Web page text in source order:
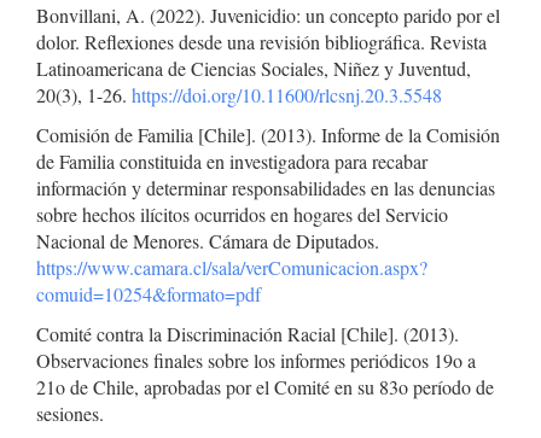
Bonvillani, A. (2022). Juvenicidio: un concepto parido por el
dolor. Reflexiones desde una revisión bibliográfica. Revista
Latinoamericana de Ciencias Sociales, Niñez y Juventud,
20(3), 1-26. https://doi.org/10.11600/rlcsnj.20.3.5548
Comisión de Familia [Chile]. (2013). Informe de la Comisión
de Familia constituida en investigadora para recabar
información y determinar responsabilidades en las denuncias
sobre hechos ilícitos ocurridos en hogares del Servicio
Nacional de Menores. Cámara de Diputados.
https://www.camara.cl/sala/verComunicacion.aspx?
comuid=10254&formato=pdf
Comité contra la Discriminación Racial [Chile]. (2013).
Observaciones finales sobre los informes periódicos 19o a
21o de Chile, aprobadas por el Comité en su 83o período de
sesiones.